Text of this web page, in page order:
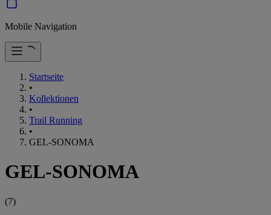
Mobile Navigation
Startseite
•
Kollektionen
•
Trail Running
•
GEL-SONOMA
GEL-SONOMA
(7)